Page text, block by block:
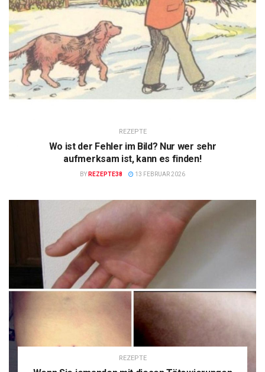
REZEPTE
Wo ist der Fehler im Bild? Nur wer sehr
aufmerksam ist, kann es finden!
BY REZEPTE38 13 FEBRUAR 2026
REZEPTE